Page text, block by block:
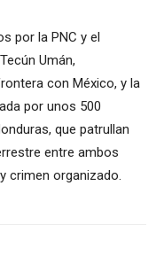
por la PNC y el
Umán,
con México, y la
por unos 500
que patrullan
entre ambos
crimen organizado.